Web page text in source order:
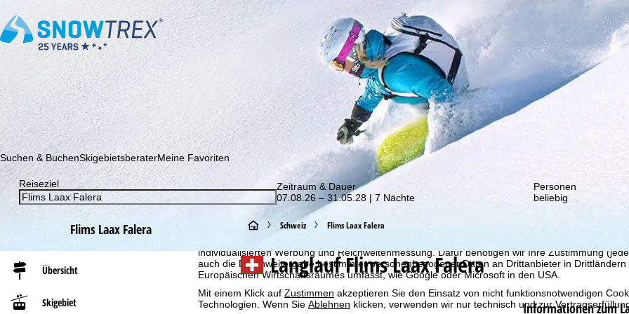
Für ein optimales Webangebot erheben wir mit Hilfe von Cookies Nutzungsinformationen, die wir,
auch mit unseren Partnern teilen. Auf Basis Ihrer Aktivitäten werden dabei Nutzungsprofile
individualisierten Werbung und Reichweitenmessung. Dafür benötigen wir Ihre Zustimmung
auch die Datenweitergabe bestimmter personenbezogener Daten an Drittanbieter in
Europäischen Wirtschaftsraumes umfasst, wie Google oder Microsoft in den USA.
Mit einem Klick auf Zustimmen akzeptieren Sie den Einsatz von nicht funktionsnotwendigen
Technologien. Wenn Sie Ablehnen klicken, verwenden wir nur technisch und zur
Abonnieren Sie unseren Newsletter und erfahren Sie als Erster von unseren Rabatt-Aktionen!
Suchen & BuchenSkigebietsberaterMeine Favoriten
Reiseziel
Zeitraum & Dauer
07.08.26 – 31.05.28 | 7 Nächte
Personen
beliebig
Flims Laax Falera
Übersicht
Skigebiet
S
t
a
r
Schweiz Flims Laax Falera
Langlauf Flims Laax Falera
Informationen zum